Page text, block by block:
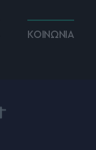
ΚΟΙΝΩΝΙΑ